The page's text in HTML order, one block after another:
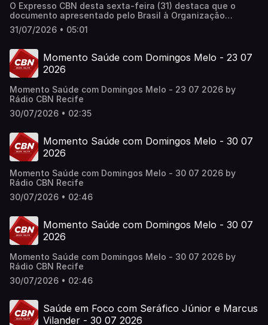
O Expresso CBN desta sexta-feira (31) destaca que o
documento apresentado pelo Brasil à Organização
Mundial do Comércio (OMS) defende que as sobretaxas
impostas pelos Estados Unidos a produtos brasileiros são
internacional. Ouça agora o Expresso CBN e saiba mais!
Apresentação: Lucas Arruda Supervisão de Jornalismo:
Daniele Monteiro
31/07/2026 • 05:01
Momento Saúde com Domingos Melo - 23 07
2026
Momento Saúde com Domingos Melo - 23 07 2026 by
Rádio CBN Recife
30/07/2026 • 02:35
Momento Saúde com Domingos Melo - 30 07
2026
Momento Saúde com Domingos Melo - 30 07 2026 by
Rádio CBN Recife
30/07/2026 • 02:46
Momento Saúde com Domingos Melo - 30 07
2026
Momento Saúde com Domingos Melo - 30 07 2026 by
Rádio CBN Recife
30/07/2026 • 02:46
Saúde em Foco com Seráfico Júnior e Marcus
Vilander - 30 07 2026